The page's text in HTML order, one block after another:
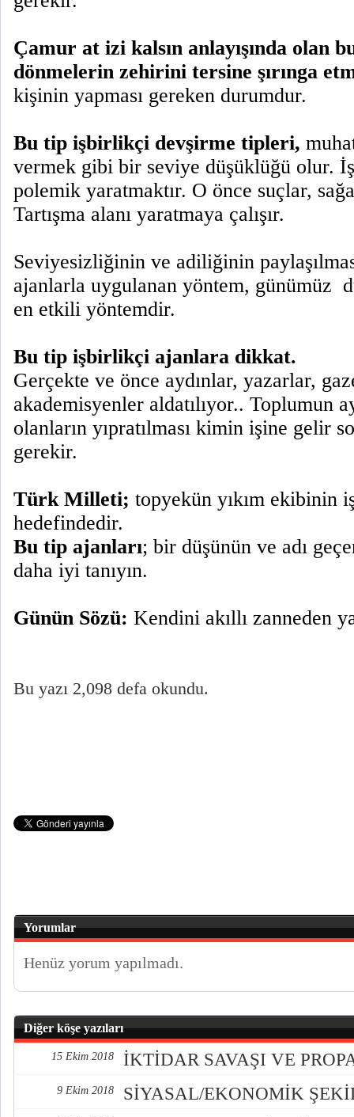
Çamur at izi kalsın anlayışında olan
dönmelerin zehirini tersine şırınga
kişinin yapması gereken durumdur.
Bu tip işbirlikçi devşirme tipleri,
vermek gibi bir seviye düşüklüğü olur.
polemik yaratmaktır. O önce suçlar,
Tartışma alanı yaratmaya çalışır.
Seviyesizliğinin ve adiliğinin
ajanlarla uygulanan yöntem, günümüz
en etkili yöntemdir.
Bu tip işbirlikçi ajanlara dikkat.
Gerçekte ve önce aydınlar, yazarlar,
akademisyenler aldatılıyor.. Toplumun
olanların yıpratılması kimin işine gelir
gerekir.
Türk Milleti; topyekün yıkım ekibinin
hedefindedir.
Bu tip ajanları; bir düşünün ve adı
daha iyi tanıyın.
Günün Sözü: Kendini akıllı zanneden
Bu yazı 2,098 defa okundu.
Yorumlar
Henüz yorum yapılmadı.
Diğer köşe yazıları
15 Ekim 2018 İKTİDAR SAVAŞI VE
9 Ekim 2018 SİYASAL/EKONOMİK